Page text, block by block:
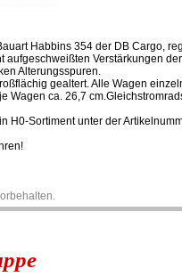
Habbins 354 der DB Cargo,
aufgeschweißten Verstärkungen
Alterungsspuren.
gealtert. Alle Wagen
Wagen ca. 26,7
H0-Sortiment unter der